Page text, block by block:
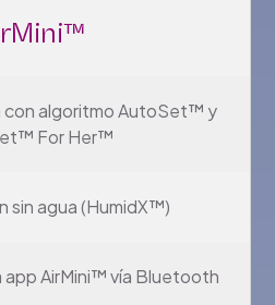
con algoritmo AutoSet™ y
For Her™
sin agua (HumidX™)
AirMini™ vía Bluetooth